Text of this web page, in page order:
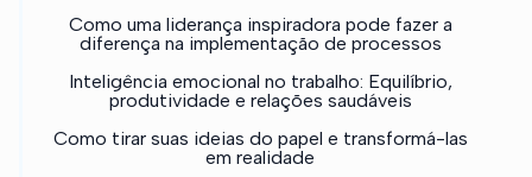
Como uma liderança inspiradora pode fazer a
diferença na implementação de processos
Inteligência emocional no trabalho: Equilíbrio,
produtividade e relações saudáveis
Como tirar suas ideias do papel e transformá-las
em realidade